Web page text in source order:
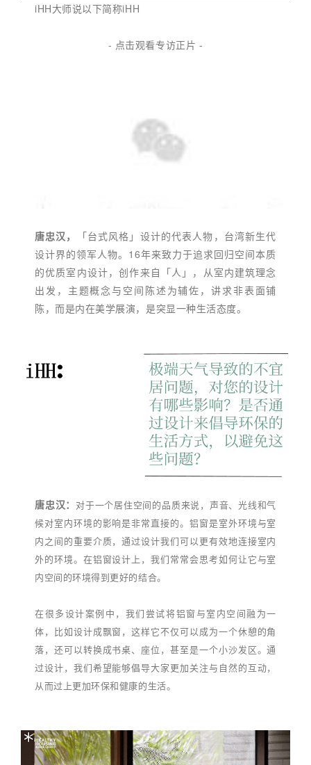
iHH大师说以下简称iHH
- 点击观看专访正片 -
唐忠汉，
「台式风格」设计的代表人物，台湾新生代
设计界的领军人物。16年来致力于追求回归空间本质
的优质室内设计，创作来自「人」，从室内建筑理念
出发，主题概念与空间陈述为辅佐，讲求非表面铺
陈，而是内在美学展演，是突显一种生活态度。
唐忠汉： 对于一个居住空间的品质来说，声音、光线和气
候对室内环境的影响是非常直接的。铝窗是室外环境与室
内之间的重要介质，通过设计我们可以更有效地连接室内
外的环境。在铝窗设计上，我们常常会思考如何让它与室
内空间的环境得到更好的结合。
在很多设计案例中，我们尝试将铝窗与室内空间融为一
体，比如设计成飘窗，这样它不仅可以成为一个休憩的角
落，还可以转换成书桌、座位，甚至是一个小沙发区。通
过设计，我们希望能够倡导大家更加关注与自然的互动，
从而过上更加环保和健康的生活。